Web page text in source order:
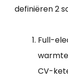
definiëren 2
Full-
CV-